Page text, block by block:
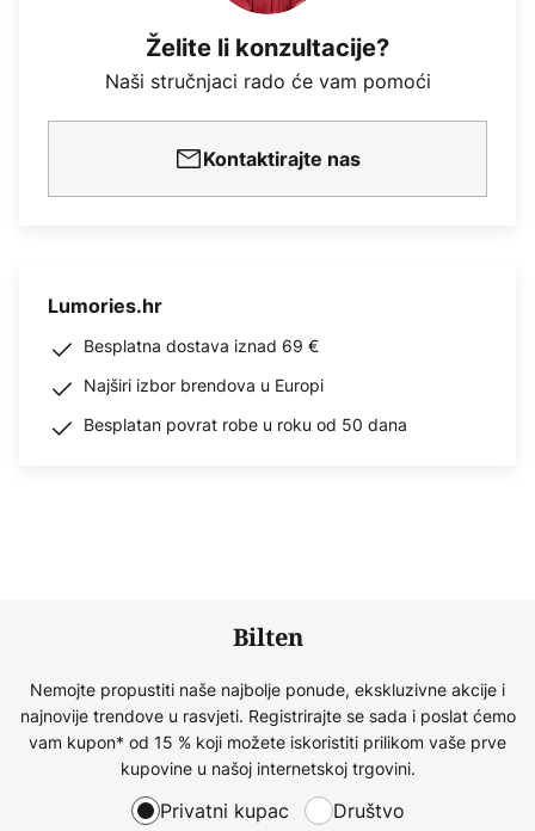
Želite li konzultacije?
Naši stručnjaci rado će vam pomoći
Kontaktirajte nas
Lumories.hr
Besplatna dostava iznad 69 €
Najširi izbor brendova u Europi
Besplatan povrat robe u roku od 50 dana
Bilten
Nemojte propustiti naše najbolje ponude, ekskluzivne akcije i
najnovije trendove u rasvjeti. Registrirajte se sada i poslat ćemo
vam kupon* od 15 % koji možete iskoristiti prilikom vaše prve
kupovine u našoj internetskoj trgovini.
Privatni kupac Društvo